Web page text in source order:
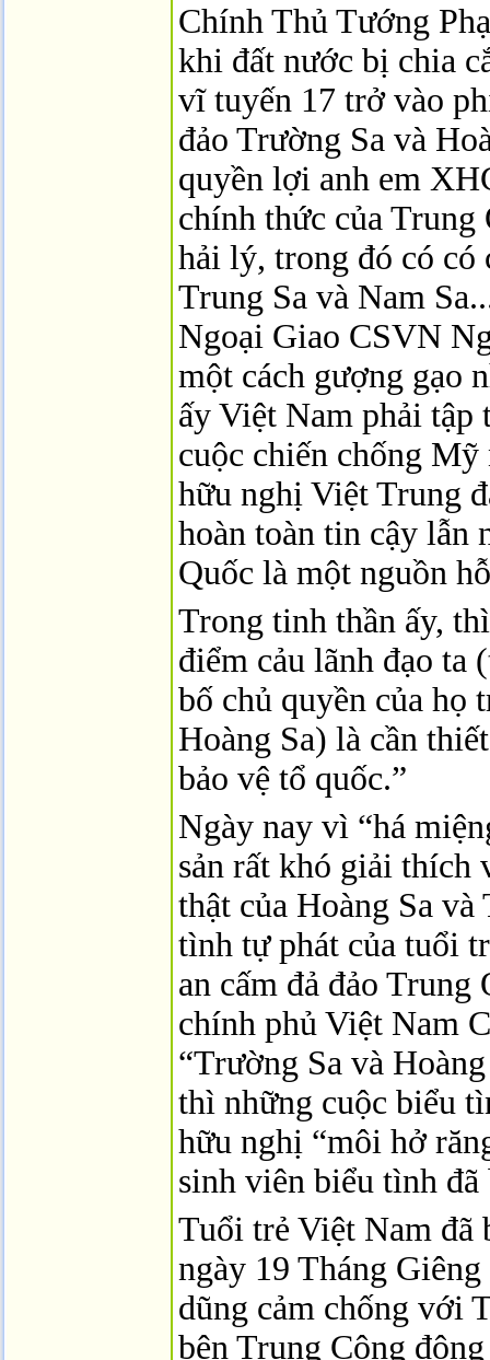
Chính Thủ Tướng
khi đất nước bị chia
vĩ tuyến 17 trở vào
đảo Trường Sa và
quyền lợi anh em
chính thức của Trung
hải lý, trong đó có có
Trung Sa và Nam
Ngoại Giao CSVN
một cách gượng gạo
ấy Việt Nam phải tập
cuộc chiến chống
hữu nghị Việt Trung
hoàn toàn tin cậy lẫn
Quốc là một nguồn
Trong tinh thần ấy,
điểm cảu lãnh đạo ta
bố chủ quyền của họ
Hoàng Sa) là cần
bảo vệ tổ quốc.”
Ngày nay vì “há
sản rất khó giải thích
thật của Hoàng Sa
tình tự phát của tuổi
an cấm đả đảo Trung
chính phủ Việt Nam
“Trường Sa và
thì những cuộc biểu
hữu nghị “môi hở
sinh viên biểu tình
Tuổi trẻ Việt Nam đã
ngày 19 Tháng
dũng cảm chống với
bên Trung Cộng